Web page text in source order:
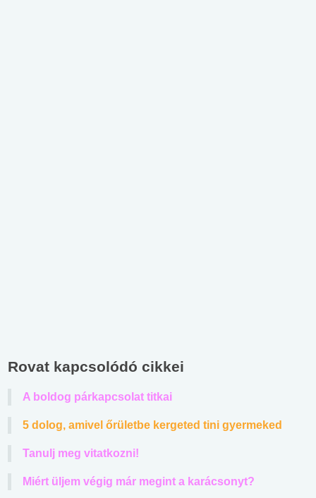
Rovat kapcsolódó cikkei
A boldog párkapcsolat titkai
5 dolog, amivel őrületbe kergeted tini gyermeked
Tanulj meg vitatkozni!
Miért üljem végig már megint a karácsonyt?